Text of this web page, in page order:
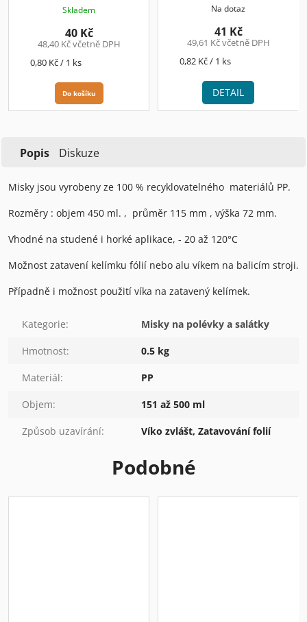
Skladem
48,40 Kč včetně DPH
40 Kč
Měrná
0,80 Kč / 1 ks
Do košíku
Na dotaz
49,61 Kč včetně DPH
41 Kč
Měrná
0,82 Kč / 1 ks
DETAIL
Popis Diskuze
Misky jsou vyrobeny ze 100 % recyklovatelného materiálů PP.
Rozměry : objem 450 ml. , průměr 115 mm , výška 72 mm.
Vhodné na studené i horké aplikace, - 20 až 120°C
Možnost zatavení kelímku fólií nebo alu víkem na balicím stroji.
Případně i možnost použití víka na zatavený kelímek.
Kategorie: Misky na polévky a salátky
Hmotnost: 0.5 kg
Materiál: PP
Objem: 151 až 500 ml
Způsob uzavírání: Víko zvlášt, Zatavování folií
Podobné